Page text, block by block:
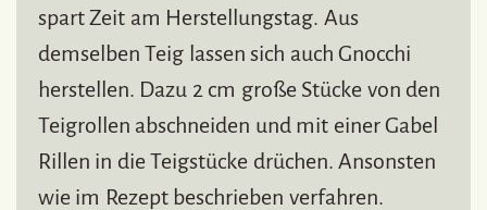
spart Zeit am Herstellungstag. Aus
demselben Teig lassen sich auch Gnocchi
herstellen. Dazu 2 cm große Stücke von den
Teigrollen abschneiden und mit einer Gabel
Rillen in die Teigstücke drüchen. Ansonsten
wie im Rezept beschrieben verfahren.